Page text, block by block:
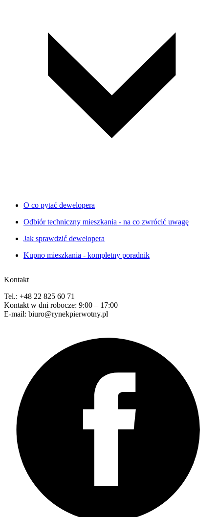
O co pytać dewelopera
Odbiór techniczny mieszkania - na co zwrócić uwagę
Jak sprawdzić dewelopera
Kupno mieszkania - kompletny poradnik
Kontakt
Tel.: +48 22 825 60 71
Kontakt w dni robocze: 9:00 – 17:00
E-mail: biuro@rynekpierwotny.pl